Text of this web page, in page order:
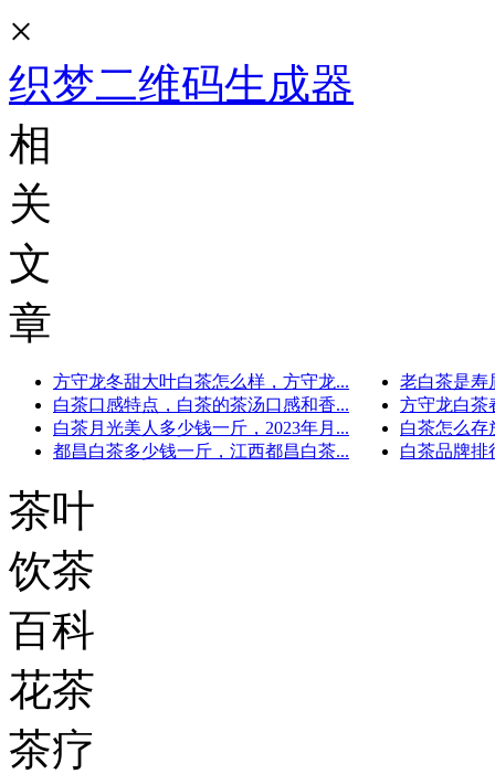
×
织梦二维码生成器
相
关
文
章
方守龙冬甜大叶白茶怎么样，方守龙...
老白茶是寿
白茶口感特点，白茶的茶汤口感和香...
方守龙白茶
白茶月光美人多少钱一斤，2023年月...
白茶怎么存
都昌白茶多少钱一斤，江西都昌白茶...
白茶品牌排
茶叶
饮茶
百科
花茶
茶疗